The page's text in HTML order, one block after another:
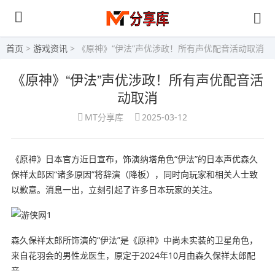
首页 > 游戏资讯 > 《原神》“伊法”声优涉政！所有声优配音活动取消
《原神》“伊法”声优涉政！所有声优配音活
动取消
MT分享库 2025-03-12
《原神》日本官方近日宣布，饰演纳塔角色“伊法”的日本声优森久
保祥太郎因“诸多原因”将辞演（降板），同时向玩家和相关人士致
以歉意。消息一出，立刻引起了许多日本玩家的关注。
森久保祥太郎所饰演的“伊法”是《原神》中尚未实装的卫星角色，
来自花羽会的男性龙医生，原定于2024年10月由森久保祥太郎配